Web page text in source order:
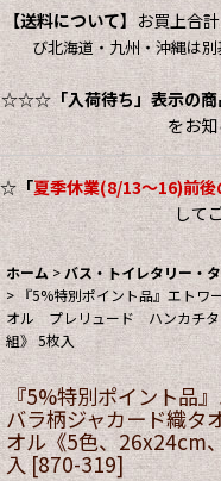
【送料について】 お買上合計
び北海道・九州・沖縄は
☆☆☆「入荷待ち」表示の
をお
☆「夏季休業(8/13～16)前後
して
ホーム > バス・トイレタリー・
> 『5%特別ポイント品』エト
オル プレリュード ハンカチタ
組》 5枚入
『5%特別ポイント品
バラ柄ジャカード織
オル《5色、26x24cm
入 [870-319]